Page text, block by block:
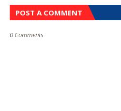
POST A COMMENT
0 Comments